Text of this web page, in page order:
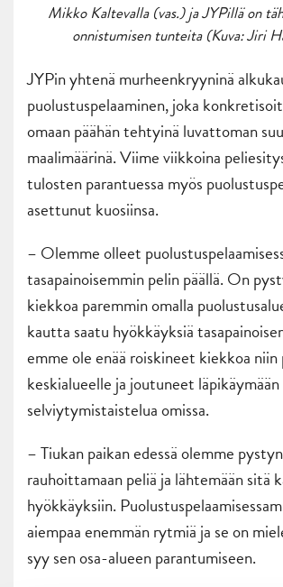
Mikko Kaltevalla (vas.) ja JYPillä on
onnistumisen tunteita (Kuva: Jiri
JYPin yhtenä murheenkryyninä
puolustuspelaaminen, joka
omaan päähän tehtyinä luvattoman
maalimäärinä. Viime viikkoina
tulosten parantuessa myös
asettunut kuosiinsa.
– Olemme olleet
tasapainoisemmin pelin päällä. On
kiekkoa paremmin omalla
kautta saatu hyökkäyksiä
emme ole enää roiskineet kiekkoa niin
keskialueelle ja joutuneet läpikäymään
selviytymistaistelua omissa.
– Tiukan paikan edessä olemme
rauhoittamaan peliä ja lähtemään sitä
hyökkäyksiin.
aiempaa enemmän rytmiä ja se on
syy sen osa-alueen parantumiseen.